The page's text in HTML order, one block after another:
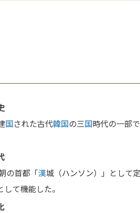
国された古代韓国の三国時代の一部で
の首都「漢城（ハンソン）」として
して機能した。